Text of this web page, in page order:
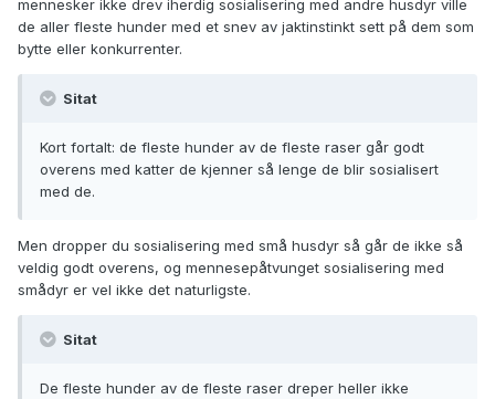
mennesker ikke drev iherdig sosialisering med andre husdyr ville
de aller fleste hunder med et snev av jaktinstinkt sett på dem som
bytte eller konkurrenter.
Sitat
Kort fortalt: de fleste hunder av de fleste raser går godt
overens med katter de kjenner så lenge de blir sosialisert
med de.
Men dropper du sosialisering med små husdyr så går de ikke så
veldig godt overens, og mennesepåtvunget sosialisering med
smådyr er vel ikke det naturligste.
Sitat
De fleste hunder av de fleste raser dreper heller ikke